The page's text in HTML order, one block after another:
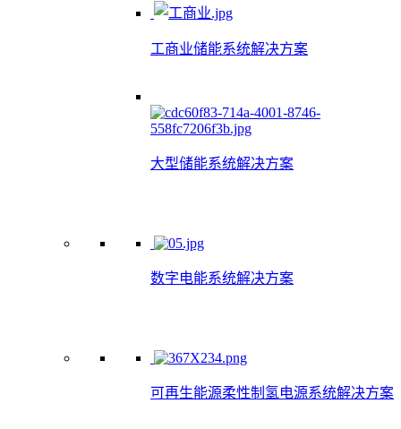
工商业储能系统解决方案
大型储能系统解决方案
数字电能系统解决方案
可再生能源柔性制氢电源系统解决方案